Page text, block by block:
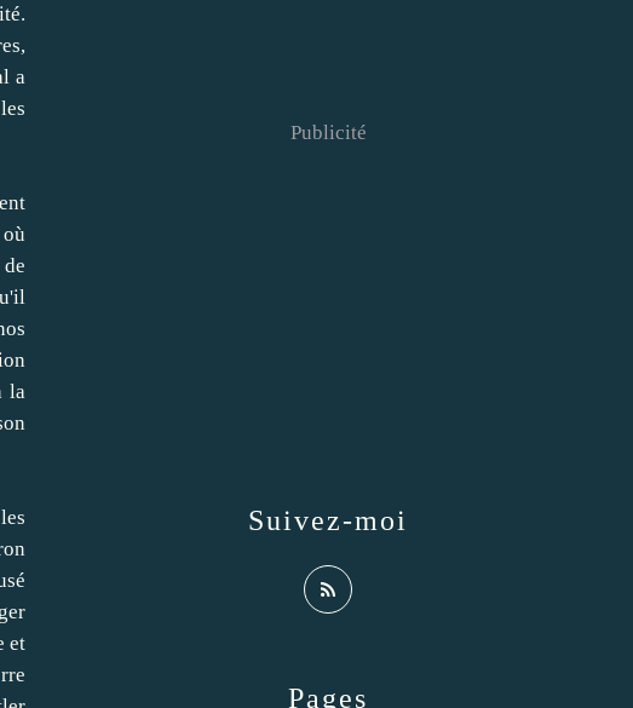
a
la
et
Pages
Suivez-moi
Publicité